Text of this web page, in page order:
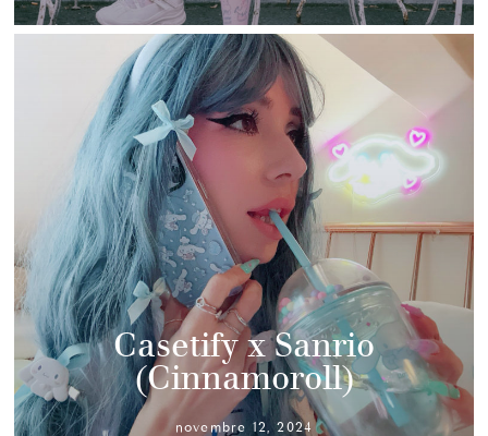
Casetify x Sanrio
(Cinnamoroll)
novembre 12, 2024